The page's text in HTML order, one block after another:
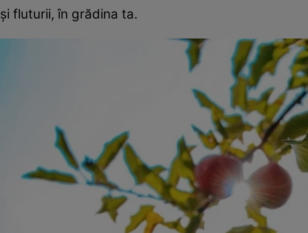
și fluturii, în grădina ta.